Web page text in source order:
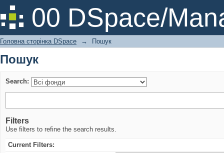
00 DSpace/
Пошук
Головна сторінка DSpace → Пошук
Пошук
Search:
Filters
Use filters to refine the search results.
Current Filters: